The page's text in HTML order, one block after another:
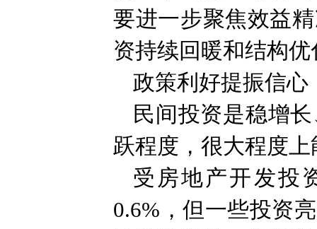
要进一步聚焦效益
资持续回暖和结构优
政策利好提振信心
民间投资是稳增
跃程度，很大程度
受房地产开发投
0.6%，但一些投资